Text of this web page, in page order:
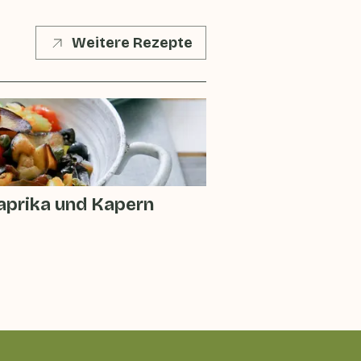
Weitere Rezepte
und Kapern